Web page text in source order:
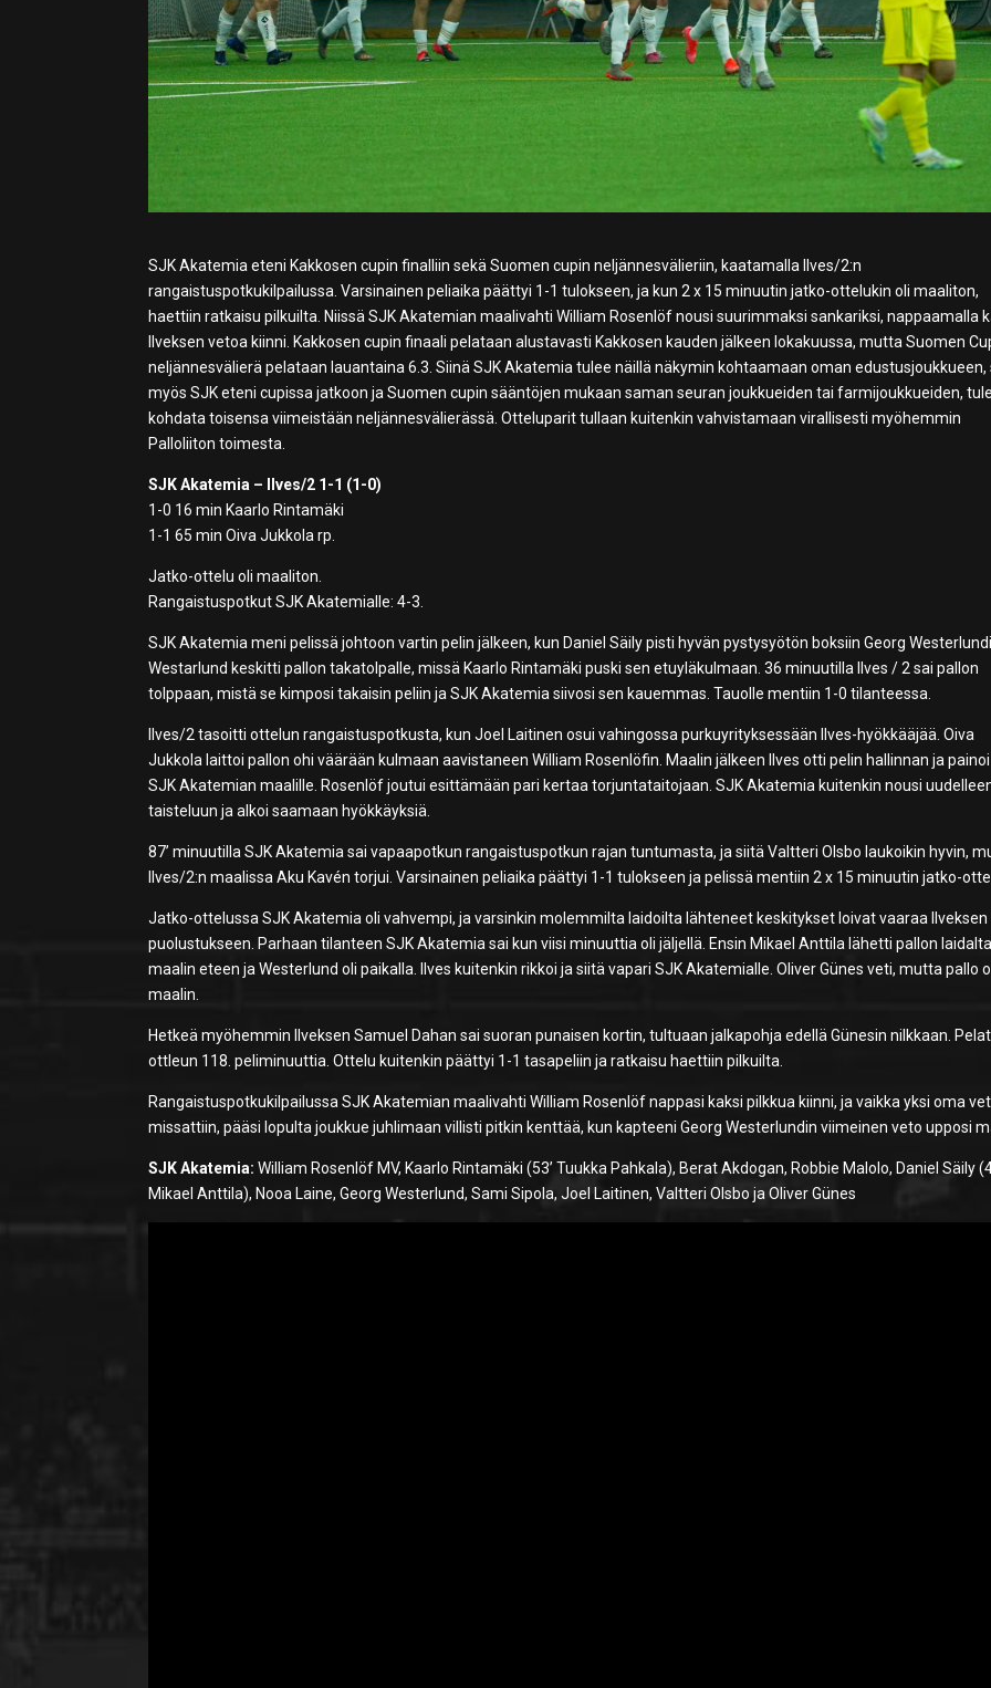
SJK Akatemia eteni Kakkosen cupin finalliin sekä Suomen cupin neljännesvälieriin, kaatamalla Ilves/2:n
rangaistuspotkukilpailussa. Varsinainen peliaika päättyi 1-1 tulokseen, ja kun 2 x 15 minuutin jatko-ottelukin oli maaliton,
haettiin ratkaisu pilkuilta. Niissä SJK Akatemian maalivahti William Rosenlöf nousi suurimmaksi sankariksi, nappaamalla
Ilveksen vetoa kiinni. Kakkosen cupin finaali pelataan alustavasti Kakkosen kauden jälkeen lokakuussa, mutta Suomen
neljännesvälierä pelataan lauantaina 6.3. Siinä SJK Akatemia tulee näillä näkymin kohtaamaan oman edustusjoukkueen,
myös SJK eteni cupissa jatkoon ja Suomen cupin sääntöjen mukaan saman seuran joukkueiden tai farmijoukkueiden,
kohdata toisensa viimeistään neljännesvälierässä. Otteluparit tullaan kuitenkin vahvistamaan virallisesti myöhemmin
Palloliiton toimesta.
SJK Akatemia – Ilves/2 1-1 (1-0)
1-0 16 min Kaarlo Rintamäki
1-1 65 min Oiva Jukkola rp.
Jatko-ottelu oli maaliton.
Rangaistuspotkut SJK Akatemialle: 4-3.
SJK Akatemia meni pelissä johtoon vartin pelin jälkeen, kun Daniel Säily pisti hyvän pystysyötön boksiin Georg
Westarlund keskitti pallon takatolpalle, missä Kaarlo Rintamäki puski sen etuyläkulmaan. 36 minuutilla Ilves / 2 sai pallon
tolppaan, mistä se kimposi takaisin peliin ja SJK Akatemia siivosi sen kauemmas. Tauolle mentiin 1-0 tilanteessa.
Ilves/2 tasoitti ottelun rangaistuspotkusta, kun Joel Laitinen osui vahingossa purkuyrityksessään Ilves-hyökkääjää. Oiva
Jukkola laittoi pallon ohi väärään kulmaan aavistaneen William Rosenlöfin. Maalin jälkeen Ilves otti pelin hallinnan ja
SJK Akatemian maalille. Rosenlöf joutui esittämään pari kertaa torjuntataitojaan. SJK Akatemia kuitenkin nousi
taisteluun ja alkoi saamaan hyökkäyksiä.
87’ minuutilla SJK Akatemia sai vapaapotkun rangaistuspotkun rajan tuntumasta, ja siitä Valtteri Olsbo laukoikin hyvin,
Ilves/2:n maalissa Aku Kavén torjui. Varsinainen peliaika päättyi 1-1 tulokseen ja pelissä mentiin 2 x 15 minuutin jatko-
Jatko-ottelussa SJK Akatemia oli vahvempi, ja varsinkin molemmilta laidoilta lähteneet keskitykset loivat vaaraa Ilveksen
puolustukseen. Parhaan tilanteen SJK Akatemia sai kun viisi minuuttia oli jäljellä. Ensin Mikael Anttila lähetti pallon
maalin eteen ja Westerlund oli paikalla. Ilves kuitenkin rikkoi ja siitä vapari SJK Akatemialle. Oliver Günes veti, mutta pallo
maalin.
Hetkeä myöhemmin Ilveksen Samuel Dahan sai suoran punaisen kortin, tultuaan jalkapohja edellä Günesin nilkkaan.
ottleun 118. peliminuuttia. Ottelu kuitenkin päättyi 1-1 tasapeliin ja ratkaisu haettiin pilkuilta.
Rangaistuspotkukilpailussa SJK Akatemian maalivahti William Rosenlöf nappasi kaksi pilkkua kiinni, ja vaikka yksi oma
missattiin, pääsi lopulta joukkue juhlimaan villisti pitkin kenttää, kun kapteeni Georg Westerlundin viimeinen veto upposi
SJK Akatemia: William Rosenlöf MV, Kaarlo Rintamäki (53’ Tuukka Pahkala), Berat Akdogan, Robbie Malolo, Daniel Säily
Mikael Anttila), Nooa Laine, Georg Westerlund, Sami Sipola, Joel Laitinen, Valtteri Olsbo ja Oliver Günes